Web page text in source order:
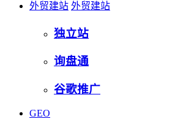
外贸建站 外贸建站
独立站
询盘通
谷歌推广
GEO